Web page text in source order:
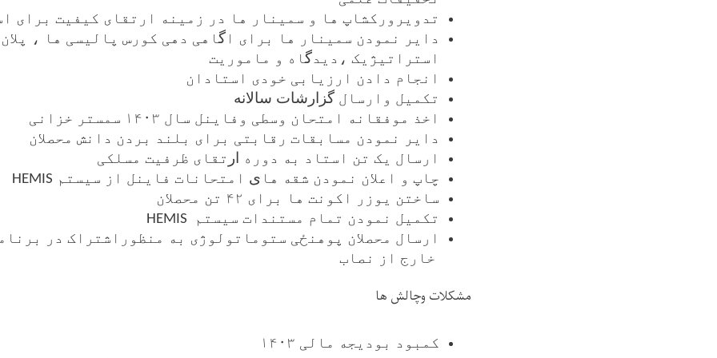
تدویرورکشاپ ها و سمینار ها در زمینه ارتقای کیفیت برای
دایر نمودن سمینار ها برای ا گاهی دهی کورس پالیسی ها ، پلان
استراتیژیک ،دیدگاه و ماموریت
انجام دادن ارزیابی خودی استادان
تکمیل وارسال گزارشات سالانه
اخذ موفقانه امتحان وسطی وفاینل سال ۱۴۰۳ سمستر خزانی
دایر نمودن مسابقات رقابتی برای بلند بردن دانش محصلان
ارسال یک تن استاد به دوره
ار تقای ظرفیت مسلکی
چاپ و اعلان نمودن شقه ها ی امتحانات فاینل از سیستم HEMIS
ساختن یوزر اکونت ها برای ۴۲ تن محصلان
تکمیل نمودن تمام مستندات سیستم
HEMIS
ارسال محصلان پوهنځی ستوماتولوژی به منظوراشتراک در
خارج از نصاب
مشکلات وچالش ها
کمبود بودیجه مالی ۱۴۰۳